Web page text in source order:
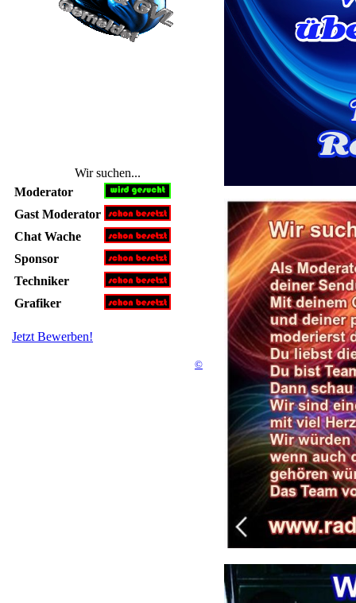
Wir suchen...
Moderator
Gast Moderator
Chat Wache
Sponsor
Techniker
Grafiker
Jetzt Bewerben!
©